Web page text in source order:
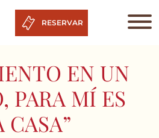
RESERVAR
EN UN
PARA MÍ ES
CASA”